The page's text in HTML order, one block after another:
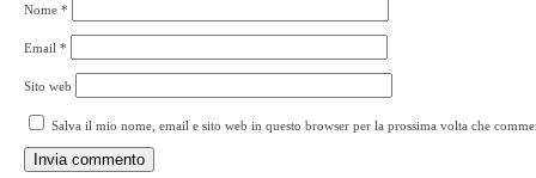
Nome *
Email *
Sito web
Salva il mio nome, email e sito web in questo browser per la prossima volta che